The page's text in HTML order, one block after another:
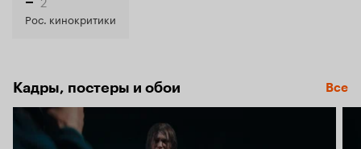
Рос. кинокритики
Кадры, постеры и обои Все